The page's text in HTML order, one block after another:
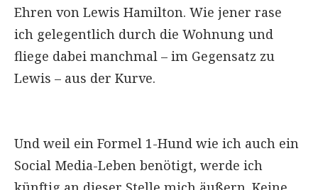
Ehren von Lewis Hamilton. Wie jener rase
ich gelegentlich durch die Wohnung und
fliege dabei manchmal – im Gegensatz zu
Lewis – aus der Kurve.
Und weil ein Formel 1-Hund wie ich auch ein
Social Media-Leben benötigt, werde ich